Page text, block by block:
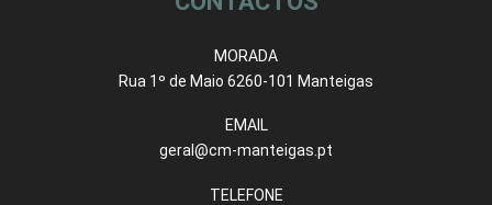
MORADA
Rua 1º de Maio 6260-101 Manteigas
EMAIL
geral@cm-manteigas.pt
TELEFONE